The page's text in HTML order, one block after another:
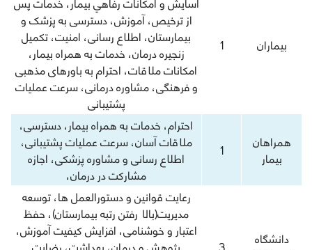
از ترخیص، آموزش، دسترسی به پزشک و
بیمارستان، اطلاع رسانی، امنیت، تکمیل
زنجیره درمان، خدمات به همراه بیمار،
امکانات ملاقات، احترام به باورهای مذهبی
و فرهنگی، مشاوره درمانی، سرعت عملیات
پشتیبانی
1 بیماران
احترام، خدمات به همراه بیمار، دسترسی،
ملاقات آسان، سرعت عملیات پشتیبانی،
اطلاع رسانی و مشاوره پزشکی، اجازه
مشارکت در درمان،
1
همراهان
بیمار
رعایت قوانین و دستورالعمل ها، توسعه
مدیریت(بالا رفتن رتبه بیمارستان)، حفظ
اعتبار و خوشنامی، افزایش کیفیت آموزش،
دانشگاه